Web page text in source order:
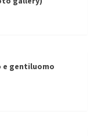
e gentiluomo